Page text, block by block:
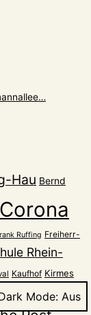
Hau Bernd
Corona
Ruffing Freiherr-
Rhein-
Kaufhof Kirmes
Kurhaus
Mode: